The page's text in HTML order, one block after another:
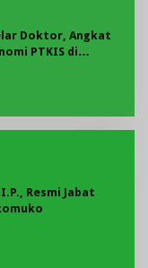
Doktor, Angkat
PTKIS di
Resmi Jabat